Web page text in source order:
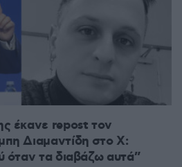
έκανε repost τον
Διαμαντίδη στο X:
όταν τα διαβάζω αυτά”